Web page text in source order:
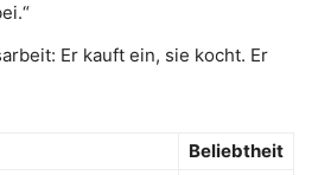
Er kauft ein, sie kocht. Er
Beliebtheit